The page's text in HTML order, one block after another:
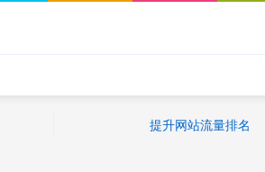
提升网站流量排名